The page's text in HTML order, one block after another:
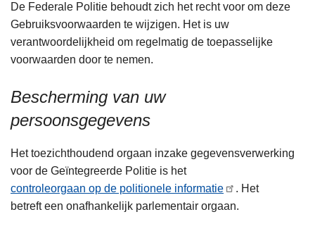
De Federale Politie behoudt zich het recht voor om deze
Gebruiksvoorwaarden te wijzigen. Het is uw
verantwoordelijkheid om regelmatig de toepasselijke
voorwaarden door te nemen.
Bescherming van uw
persoonsgegevens
Het toezichthoudend orgaan inzake gegevensverwerking
voor de Geïntegreerde Politie is het
controleorgaan op de politionele informatie
. Het
betreft een onafhankelijk parlementair orgaan.